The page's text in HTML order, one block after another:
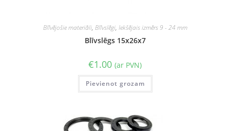
Blīvējošie materiāli, Blīvslēgi, Iekšējais izmērs 9 - 24 mm
Blīvslēgs 15x26x7
€1.00 (ar PVN)
Pievienot grozam